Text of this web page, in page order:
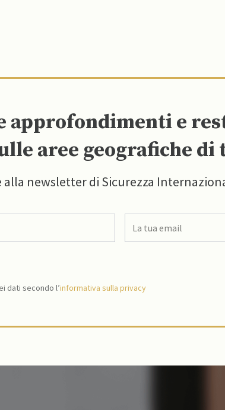
approfondimenti e
aree geografiche di
newsletter di Sicurezza
dati secondo l’informativa sulla privacy